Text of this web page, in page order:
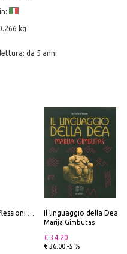
kg
da 5 anni.
Il linguaggio della Dea
Marija Gimbutas
€ 34.20
€ 36.00 -5 %